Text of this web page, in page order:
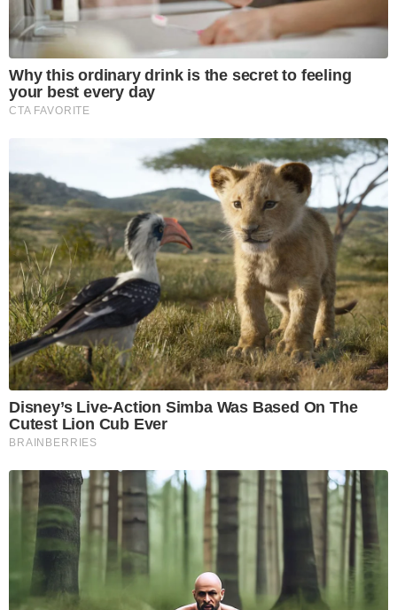
Why this ordinary drink is the secret to feeling
your best every day
CTA FAVORITE
Disney’s Live-Action Simba Was Based On The
Cutest Lion Cub Ever
BRAINBERRIES